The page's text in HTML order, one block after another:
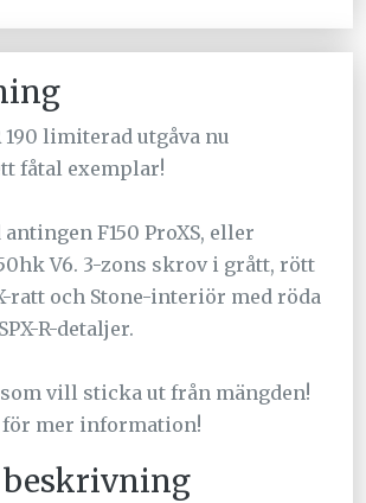
190 limiterad utgåva nu
fåtal exemplar!
F150 ProXS, eller
V6. 3-zons skrov i grått, rött
ratt och Stone-interiör med röda
R-detaljer.
vill sticka ut från mängden!
för mer information!